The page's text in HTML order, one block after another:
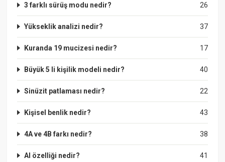
26
3 farklı sürüş modu nedir?
37
Yükseklik analizi nedir?
17
Kuranda 19 mucizesi nedir?
40
Büyük 5 li kişilik modeli nedir?
22
Sinüzit patlaması nedir?
43
Kişisel benlik nedir?
38
4A ve 4B farkı nedir?
41
Al özelliği nedir?